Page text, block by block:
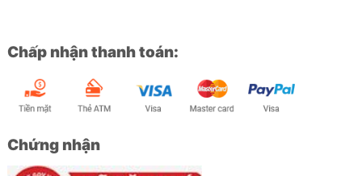
Chấp nhận thanh toán:
Chứng nhận